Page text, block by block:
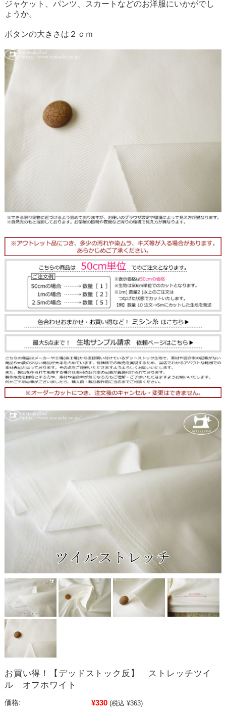
ジャケット、パンツ、スカートなどのお洋服にいかがでし
ょうか。
ボタンの大きさは２ｃｍ
お買い得！【デッドストック反】 ストレッチツイ
ル オフホワイト
価格: ¥330 (税込 ¥363)